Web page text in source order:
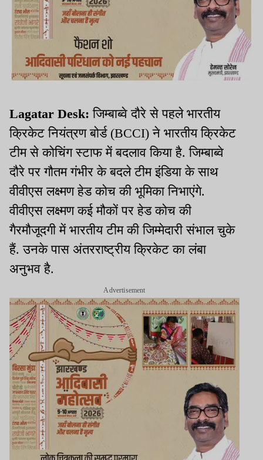
Lagatar Desk:जिम्बाब्वे दौरे से पहले भारतीय
क्रिकेट नियंत्रण बोर्ड (BCCI) ने भारतीय क्रिकेट
टीम से कोचिंग स्टाफ में बदलाव किया है. जिम्बाब्वे
दौरे पर गौतम गंभीर के बदले टीम इंडिया के साथ
वीवीएस लक्ष्मण हेड कोच की भूमिका निभाएंगे.
वीवीएस लक्ष्मण कई मौकों पर हेड कोच की
गैरमौजूदगी में भारतीय टीम की जिम्मेदारी संभाल चुके
हैं. उनके पास अंतरराष्ट्रीय क्रिकेट का लंबा
अनुभव है.
Advertisement